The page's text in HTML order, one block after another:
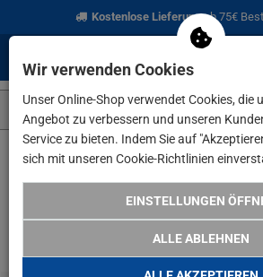
Kostenlose Lieferungab 75€
Wir verwenden Cookies
Unser Online-Shop verwendet Cookies, die
Angebot zu verbessern und unseren
Service zu bieten. Indem Sie auf
sich mit unseren Cookie-Richtlinien
EINSTELLUNGEN
ALLE ABLEHNEN